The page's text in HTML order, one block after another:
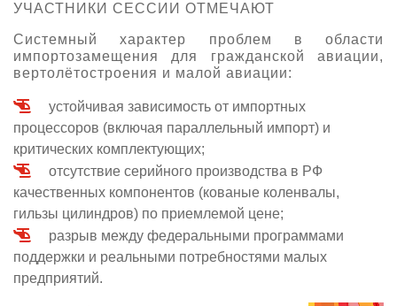
УЧАСТНИКИ СЕССИИ ОТМЕЧАЮТ
Системный характер проблем в области
импортозамещения для гражданской авиации,
вертолётостроения и малой авиации:
устойчивая зависимость от импортных
процессоров (включая параллельный импорт) и
критических комплектующих;
отсутствие серийного производства в РФ
качественных компонентов (кованые коленвалы,
гильзы цилиндров) по приемлемой цене;
разрыв между федеральными программами
поддержки и реальными потребностями малых
предприятий.